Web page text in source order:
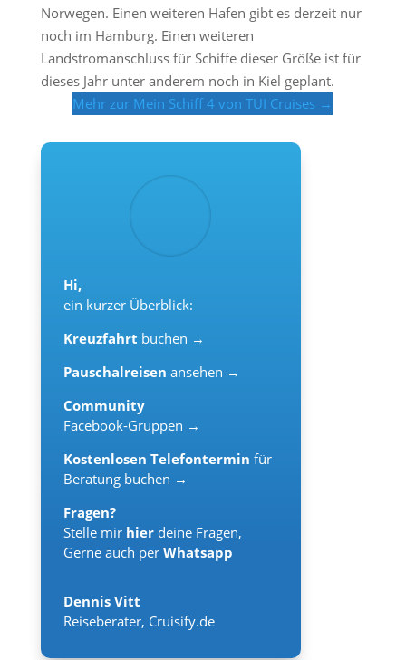
Norwegen. Einen weiteren Hafen gibt es derzeit nur
noch im Hamburg. Einen weiteren
Landstromanschluss für Schiffe dieser Größe ist für
dieses Jahr unter anderem noch in Kiel geplant.
Mehr zur Mein Schiff 4 von TUI Cruises →
Hi,
ein kurzer Überblick:
Kreuzfahrt buchen →
Pauschalreisen ansehen →
Community
Facebook-Gruppen →
Kostenlosen Telefontermin für
Beratung buchen →
Fragen?
Stelle mir hier deine Fragen,
Gerne auch per Whatsapp
Dennis Vitt
Reiseberater, Cruisify.de